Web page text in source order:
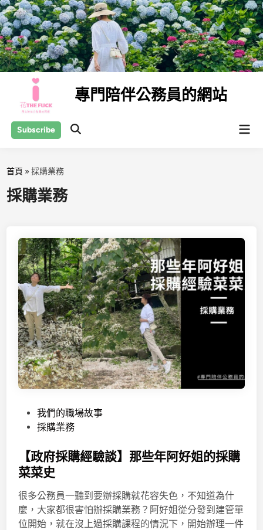
Skip
to
content
專門陪伴公務員的網站
Subscribe
Open
首頁 »採購業務
採購業務
e
i
n
我們的職場故事
採購業務
【政府採購經驗談】那些年阿好姐的採購
菜菜史
很多公務員一聽到要辦採購就花容失色，不知道為什
麼，大家都很害怕辦採購業務？阿好姐從分發到建管單
位開始，就在沒上過採購課程的情況下，開始辦理一件